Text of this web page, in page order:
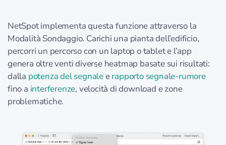
NetSpot implementa questa funzione attraverso la
Modalità Sondaggio. Carichi una pianta dell’edificio,
percorri un percorso con un laptop o tablet e l’app
genera oltre venti diverse heatmap basate sui risultati:
dalla potenza del segnaleerapporto segnale-rumore
fino a interferenze, velocità di download e zone
problematiche.